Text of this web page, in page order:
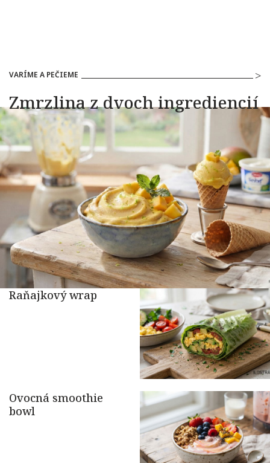
VARÍME A PEČIEME